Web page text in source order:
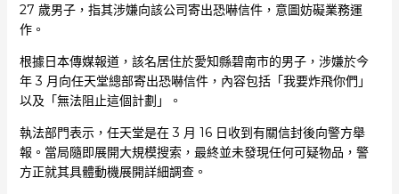
27 歲男子，指其涉嫌向該公司寄出恐嚇信件，意圖妨礙業務運
作。
根據日本傳媒報道，該名居住於愛知縣碧南市的男子，涉嫌於今
年 3 月向任天堂總部寄出恐嚇信件，內容包括「我要炸飛你們」
以及「無法阻止這個計劃」。
執法部門表示，任天堂是在 3 月 16 日收到有關信封後向警方舉
報。當局隨即展開大規模搜索，最終並未發現任何可疑物品，警
方正就其具體動機展開詳細調查。